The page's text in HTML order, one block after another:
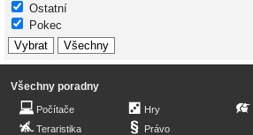
Ostatní
Pokec
Všechny poradny
Počítače
Teraristika
Hry
Právo